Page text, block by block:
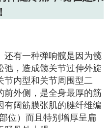
还有一种弹响髋是因为髋
，造成髋关节过伸外旋
内型和关节周围型二
外侧，是全身最厚的筋
阔筋膜张肌的腱纤维编
位）而且特别增厚呈扁